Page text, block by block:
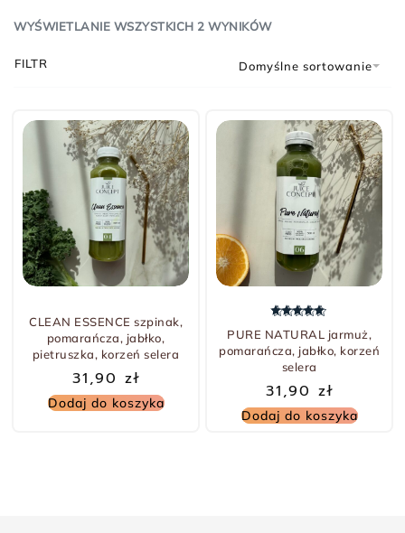
WYŚWIETLANIE WSZYSTKICH 2 WYNIKÓW
Domyślne sortowanie
FILTR
CLEAN ESSENCE szpinak,
pomarańcza, jabłko,
pietruszka, korzeń selera
31,90 zł
Dodaj do koszyka
PURE NATURAL jarmuż,
pomarańcza, jabłko, korzeń
selera
31,90 zł
Dodaj do koszyka